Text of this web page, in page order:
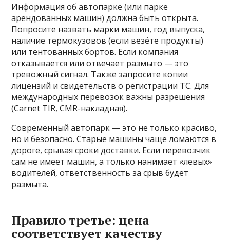
Информация об автопарке (или парке
арендованных машин) должна быть открыта.
Попросите назвать марки машин, год выпуска,
наличие термокузовов (если везёте продукты)
или тентованных бортов. Если компания
отказывается или отвечает размыто — это
тревожный сигнал. Также запросите копии
лицензий и свидетельств о регистрации ТС. Для
международных перевозок важны разрешения
(Carnet TIR, CMR-накладная).
Современный автопарк — это не только красиво,
но и безопасно. Старые машины чаще ломаются в
дороге, срывая сроки доставки. Если перевозчик
сам не имеет машин, а только нанимает «левых»
водителей, ответственность за срыв будет
размыта.
Правило третье: цена
соответствует качеству